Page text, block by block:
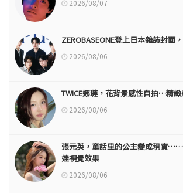
2026/08/07
ZEROBASEONE登上日本雜誌封面
2026/08/06
TWICE娜璉，花背景感性自拍…精
2026/08/06
張元英，童話里的公主變成現實
娃視覺效果
2026/08/06